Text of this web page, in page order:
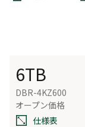
6TB
DBR-4KZ600
仕様表
オープン価格